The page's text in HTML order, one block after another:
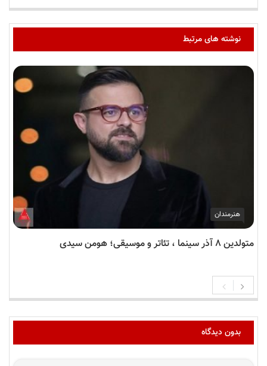
نوشته های مرتبط
هنرمندان
متولدین ۸ آذر سینما ، تئاتر و موسیقی؛ هومن سیدی
بدون دیدگاه